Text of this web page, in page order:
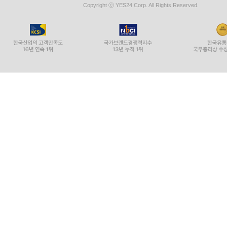
Copyright ⓒ YES24 Corp. All Rights Reserved.